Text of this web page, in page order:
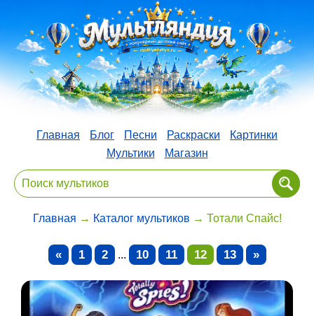
Главная Блог Песни Раскраски
Картинки
Мультики
Магазин
Главная → Каталог мультиков → Тотали Спайс!
« 1 2 ... 10 11 12 13 »